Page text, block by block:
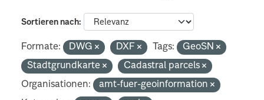
Sortieren nach
Formate: DWG DXF Tags:
GeoSN
Stadtgrundkarte
Cadastral parcels
Organisationen:
amt-fuer-geoinformation